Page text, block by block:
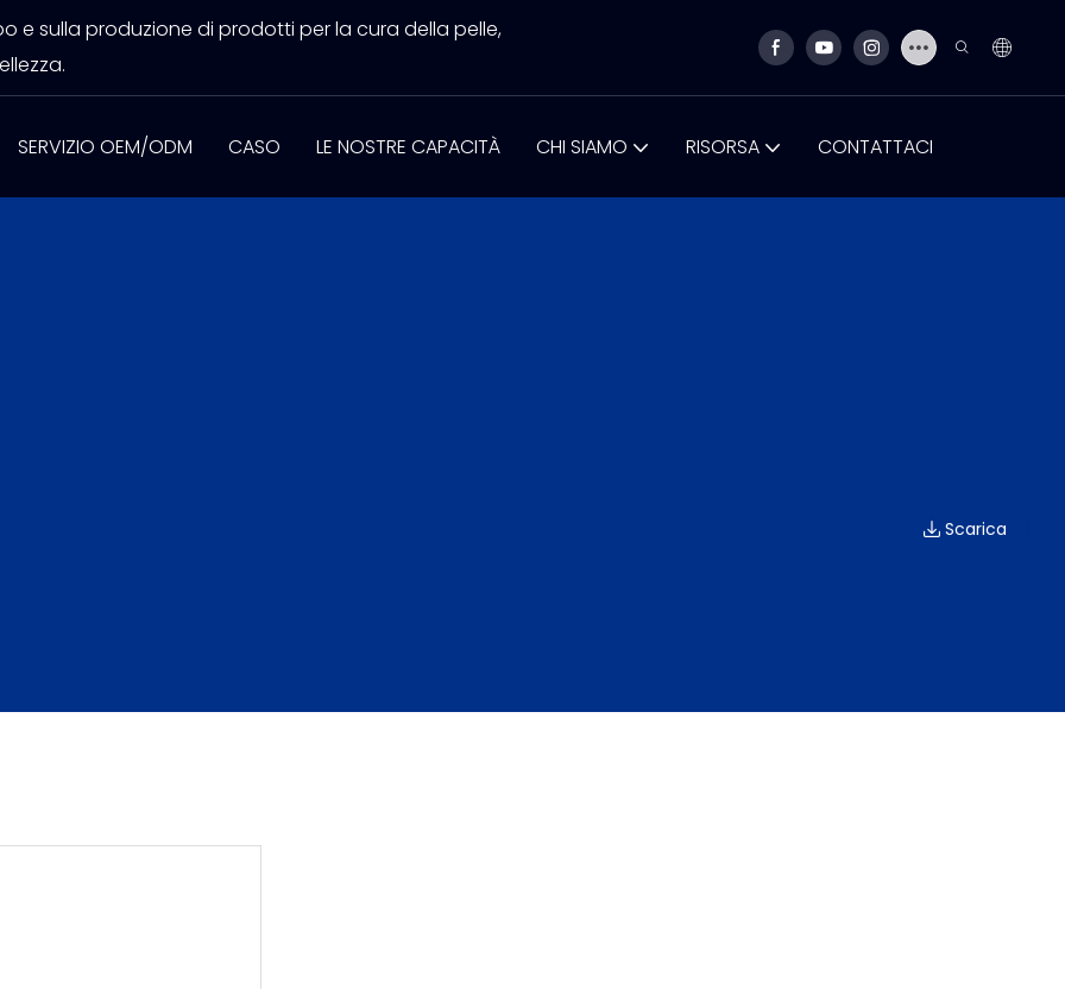
e sulla produzione di prodotti per la cura della pelle,
SERVIZIO OEM/ODM CASO LE NOSTRE CAPACITÀ CHI SIAMO RISORSA CONTATTACI
Scarica